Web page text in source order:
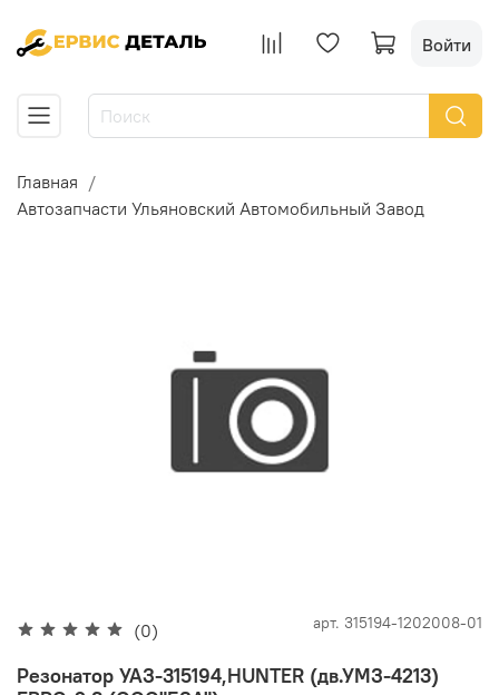
Войти
Главная
Автозапчасти Ульяновский Автомобильный Завод
(0) арт. 315194-1202008-01
Резонатор УАЗ-315194,HUNTER (дв.УМЗ-4213)